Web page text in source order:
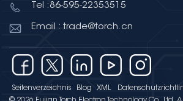
Tel :86-595-22353515
Email : trade@torch.cn
Seitenverzeichnis Blog XML